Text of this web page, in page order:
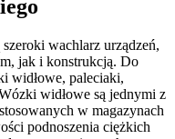
wachlarz urządzeń,
jak i konstrukcją. Do
widłowe, paleciaki,
widłowe są jednymi z
w magazynach
podnoszenia ciężkich